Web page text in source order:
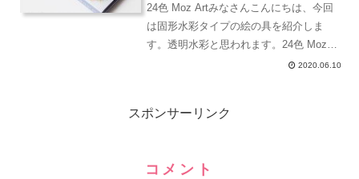
24色 Moz Artみなさんこんにちは、今回
は固形水彩タイプの絵の具を紹介しま
す。透明水彩と思われます。24色 Moz
Artライオンの絵は紙のカバーです。ネイ
すね...
2020.06.10
スポンサーリンク
コメント